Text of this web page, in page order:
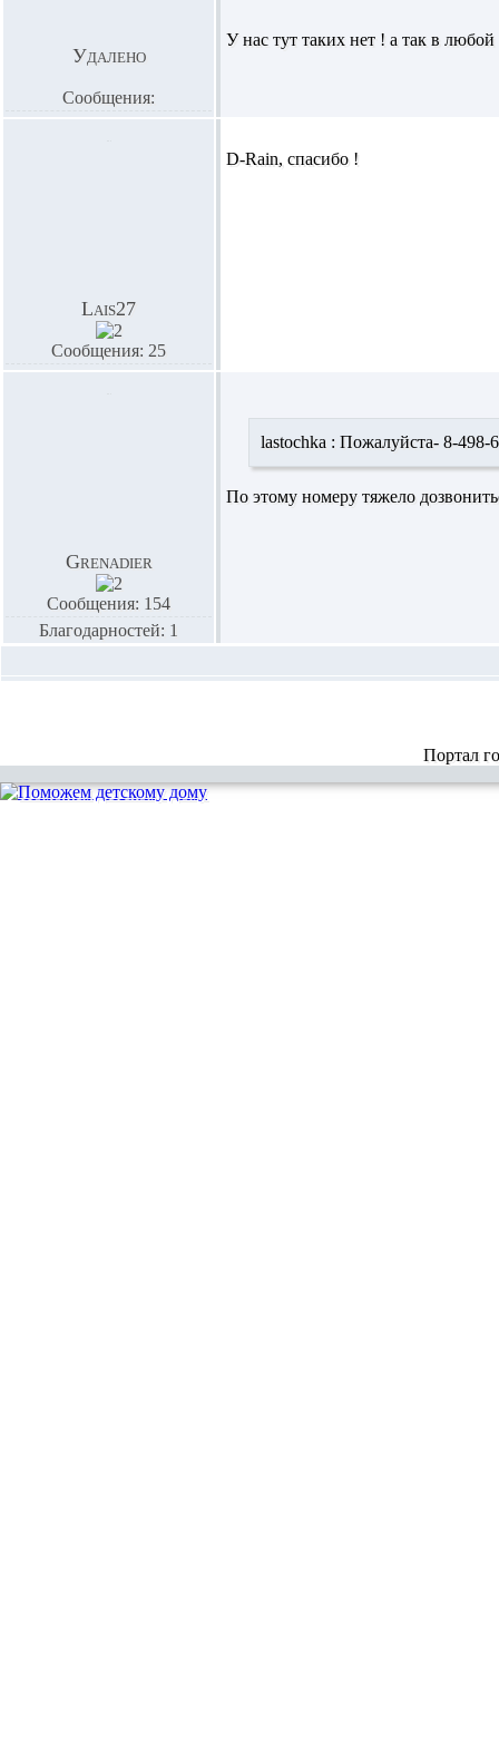
Удалено
Сообщения:
У нас тут таких нет ! а так в
Lais27
Сообщения: 25
D-Rain, спасибо !
Grenadier
Сообщения: 154
Благодарностей: 1
lastochka : Пожалуйста- 8-498-
По этому номеру тяжело
Портал